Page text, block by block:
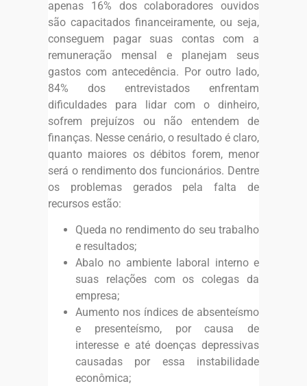
apenas 16% dos colaboradores ouvidos
são capacitados financeiramente, ou seja,
conseguem pagar suas contas com a
remuneração mensal e planejam seus
gastos com antecedência. Por outro lado,
84% dos entrevistados enfrentam
dificuldades para lidar com o dinheiro,
sofrem prejuízos ou não entendem de
finanças. Nesse cenário, o resultado é claro,
quanto maiores os débitos forem, menor
será o rendimento dos funcionários. Dentre
os problemas gerados pela falta de
recursos estão:
Queda no rendimento do seu trabalho
e resultados;
Abalo no ambiente laboral interno e
suas relações com os colegas da
empresa;
Aumento nos índices de absenteísmo
e presenteísmo, por causa de
interesse e até doenças depressivas
causadas por essa instabilidade
econômica;